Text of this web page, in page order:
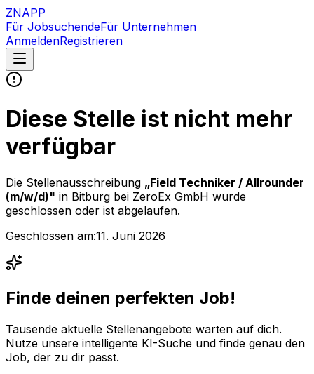
ZNAPP
Für JobsuchendeFür Unternehmen
AnmeldenRegistrieren
Diese Stelle ist nicht mehr
verfügbar
Die Stellenausschreibung „Field Techniker / Allrounder
(m/w/d)" in Bitburg bei ZeroEx GmbH wurde
geschlossen oder ist abgelaufen.
Geschlossen am:11. Juni 2026
Finde deinen perfekten Job!
Tausende aktuelle Stellenangebote warten auf dich.
Nutze unsere intelligente KI-Suche und finde genau den
Job, der zu dir passt.